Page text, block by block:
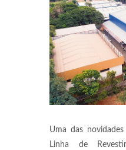
Uma das
Linha de